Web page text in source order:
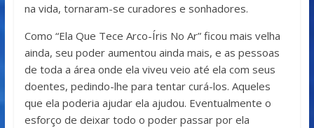
na vida, tornaram-se curadores e sonhadores.
Como “Ela Que Tece Arco-Íris No Ar” ficou mais velha
ainda, seu poder aumentou ainda mais, e as pessoas
de toda a área onde ela viveu veio até ela com seus
doentes, pedindo-lhe para tentar curá-los. Aqueles
que ela poderia ajudar ela ajudou. Eventualmente o
esforço de deixar todo o poder passar por ela